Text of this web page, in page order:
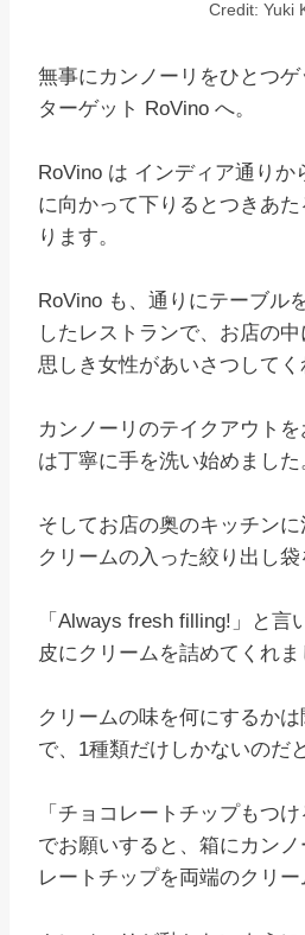
Credit: Yuki
無事にカンノーリをひとつ
ターゲット RoVino へ。
RoVino は インディア通りか
に向かって下りるとつきあ
ります。
RoVino も、通りにテーブル
したレストランで、お店の
思しき女性があいさつしてく
カンノーリのテイクアウト
は丁寧に手を洗い始めました
そしてお店の奥のキッチンに
クリームの入った絞り出し袋
「Always fresh filling!」と言
皮にクリームを詰めてくれま
クリームの味を何にするか
で、1種類だけしかないのだ
「チョコレートチップもつ
でお願いすると、箱にカン
レートチップを両端のクリー